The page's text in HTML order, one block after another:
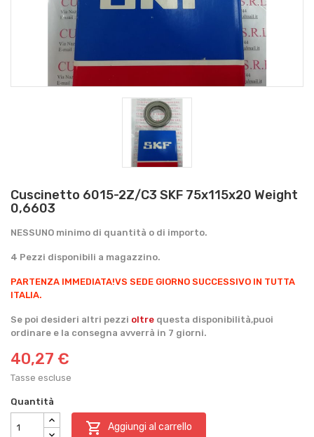
Cuscinetto 6015-2Z/C3 SKF 75x115x20 Weight
0,6603
NESSUNO minimo di quantità o di importo.
4 Pezzi disponibili a magazzino.
PARTENZA IMMEDIATA!VS SEDE GIORNO SUCCESSIVO IN TUTTA
ITALIA.
Se poi desideri altri pezzi oltre questa disponibilità,puoi
ordinare e la consegna avverrà in 7 giorni.
40,27 €
Tasse escluse
Quantità
 Aggiungi al carrello